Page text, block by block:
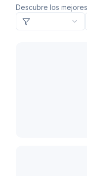
Descubre los